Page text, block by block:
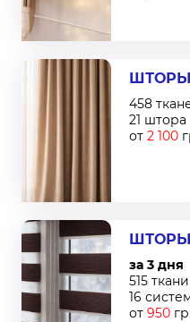
ШТОРЫ
458
21 штора
от 2 100
за 3 дня
515 ткани
16
от 950